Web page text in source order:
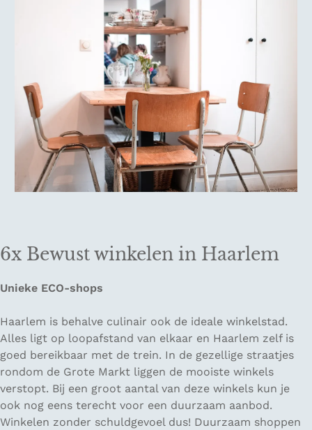
6x Bewust winkelen in Haarlem
Unieke ECO-shops
Haarlem is behalve culinair ook de ideale winkelstad.
Alles ligt op loopafstand van elkaar en Haarlem zelf is
goed bereikbaar met de trein. In de gezellige straatjes
rondom de Grote Markt liggen de mooiste winkels
verstopt. Bij een groot aantal van deze winkels kun je
ook nog eens terecht voor een duurzaam aanbod.
Winkelen zonder schuldgevoel dus! Duurzaam shoppen